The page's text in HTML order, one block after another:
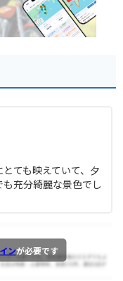
ても映えていて、夕
充分綺麗な景色でし
ンが必要です